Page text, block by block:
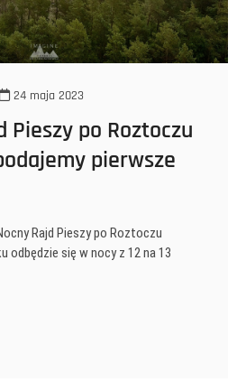
24 maja 2023
Pieszy po Roztoczu
pierwsze
Rajd Pieszy po Roztoczu
odbędzie się w nocy z 12 na 13